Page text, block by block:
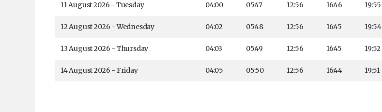
11 August 2026 - Tuesday 04:00 05:47 12:56 16:46 19:55
12 August 2026 - Wednesday 04:02 05:48 12:56 16:45 19:54
13 August 2026 - Thursday 04:03 05:49 12:56 16:45 19:52
14 August 2026 - Friday 04:05 05:50 12:56 16:44 19:51